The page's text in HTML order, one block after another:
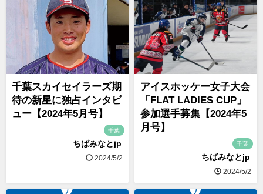
千葉スカイセイラーズ期
待の新星に独占インタビ
ュー【2024年5月号】
千葉
ちばみなとjp
2024/5/2
アイスホッケー女子大会
「FLAT LADIES CUP」
参加選手募集【2024年5
月号】
千葉
ちばみなとjp
2024/5/2